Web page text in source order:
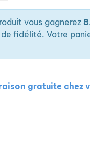
vous gagnerez
de fidélité. Votre
gratuite chez